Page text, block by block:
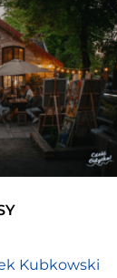
Kubkowski